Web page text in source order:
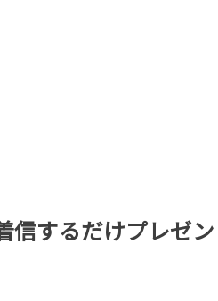
信するだけプレゼ